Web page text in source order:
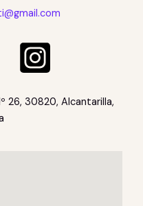
26, 30820, Alcantarilla,